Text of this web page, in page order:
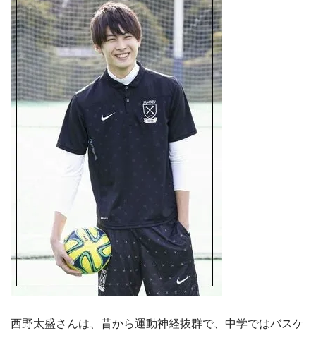
西野太盛さんは、昔から運動神経抜群で、中学ではバスケ